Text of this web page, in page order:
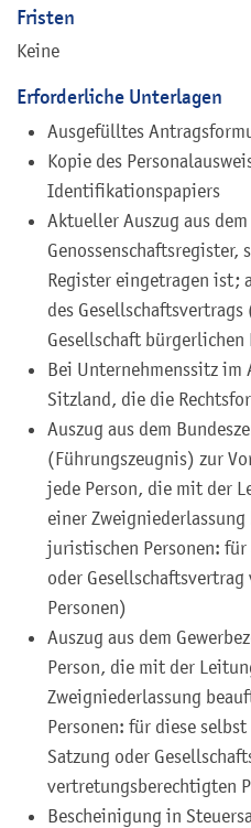
Fristen
Keine
Erforderliche Unterlagen
Ausgefülltes
Kopie des
Identifikationspapiers
Aktueller Auszug aus
Genossenschaftsregister,
Register eingetragen ist;
des
Gesellschaft bürgerlichen
Bei Unternehmenssitz im
Sitzland, die die
Auszug aus dem
(Führungszeugnis) zur
jede Person, die mit der
einer
juristischen Personen: für
oder
Personen)
Auszug aus dem
Person, die mit der
Zweigniederlassung
Personen: für diese
Satzung oder
vertretungsberechtigten
Bescheinigung in